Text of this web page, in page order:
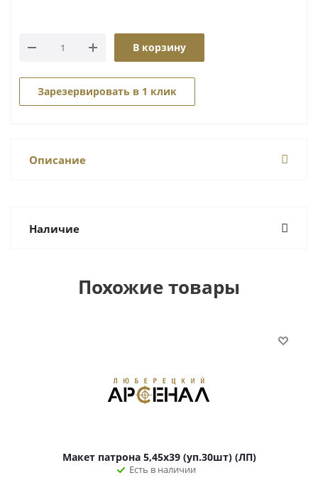
В корзину
Зарезервировать в 1 клик
Описание
Наличие
Похожие товары
Макет патрона 5,45x39 (уп.30шт) (ЛП)
Есть в наличии